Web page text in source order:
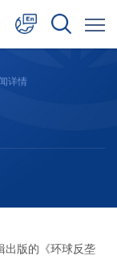
详情
出版的《环球反垄